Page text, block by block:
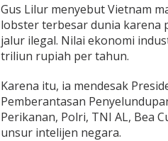
Gus Lilur menyebut Vietnam
lobster terbesar dunia karena
jalur ilegal. Nilai ekonomi
triliun rupiah per tahun.
Karena itu, ia mendesak
Pemberantasan
Perikanan, Polri, TNI AL, Bea
unsur intelijen negara.